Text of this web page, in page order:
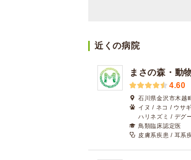
近くの病院
まさの森・動
4.60
石川県金沢市木越
イヌ / ネコ / ウサ
ハリネズミ / デグ
鳥類臨床認定医
皮膚系疾患 / 耳系